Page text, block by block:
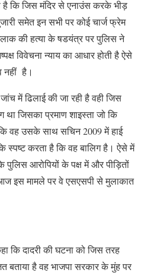
है कि जिस मंदिर से एनाउंस करके भीड़
समेत इन सभी पर कोई चार्ज फ्रेम
की हत्या के षडयंत्र पर पुलिस ने
विवेचना न्याय का आधार होती है ऐसे
नहीं है।
में ढिलाई की जा रही है वही जिस
था जिसका प्रमाण शाइस्ता जो कि
वह उसके साथ सचिन 2009 में हाई
स्पष्ट करता है कि वह बालिग है। ऐसे में
पुलिस आरोपियों के पक्ष में और पीड़ितों
इस मामले पर वे एसएसपी से मुलाकात
कि दादरी की घटना को जिस तरह
बताया है वह भाजपा सरकार के मुंह पर